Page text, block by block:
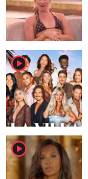
player2
player2